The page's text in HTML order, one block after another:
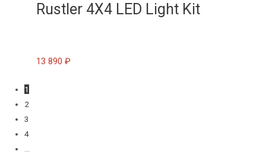
Rustler 4X4 LED Light Kit
13 890₽
1
2
3
4